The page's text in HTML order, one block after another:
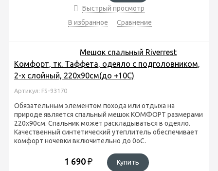
Быстрый просмотр
В избранное
Сравнение
Мешок спальный Riverrest
Комфорт, тк. Таффета, одеяло с подголовником,
2-х слойный, 220х90см(до +10С)
Артикул: FS-93170
Обязательным элементом похода или отдыха на
природе является спальный мешок КОМФОРТ размерами
220х90см. Спальник может раскладываться в одеяло.
Качественный синтетический утеплитель обеспечивает
комфорт ночевки включительно до 0оС.
1 690 ₽ Купить